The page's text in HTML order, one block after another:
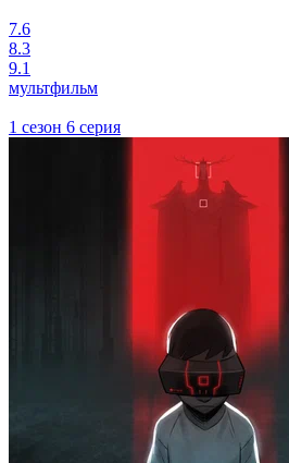
7.6
8.3
9.1
мультфильм
1 сезон 6 серия